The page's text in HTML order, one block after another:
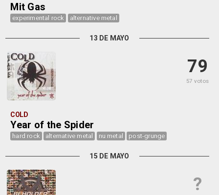
Mit Gas
experimental rock alternative metal
13 DE MAYO
79
57 votos
COLD
Year of the Spider
hard rock alternative metal nu metal post-grunge
15 DE MAYO
?